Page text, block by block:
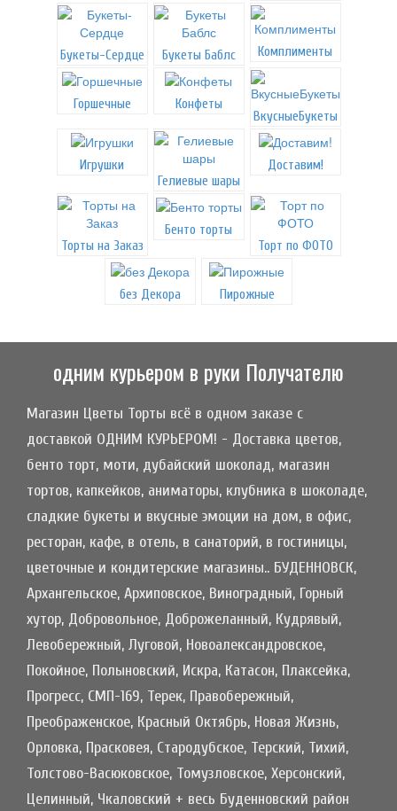
Букеты-Сердце Букеты Баблс Комплименты
Горшечные
Конфеты
ВкусныеБукеты
Игрушки
Гелиевые шары
Доставим!
Торты на Заказ
Бенто торты
Торт по ФОТО
без Декора Пирожные
одним курьером в руки Получателю
Магазин Цветы Торты всё в одном заказе с
доставкой ОДНИМ КУРЬЕРОМ! - Доставка цветов,
бенто торт, моти, дубайский шоколад, магазин
тортов, капкейков, аниматоры, клубника в шоколаде,
сладкие букеты и вкусные эмоции на дом, в офис,
ресторан, кафе, в отель, в санаторий, в гостиницы,
цветочные и кондитерские магазины.. БУДЕННОВСК,
Архангельское, Архиповское, Виноградный, Горный
хутор, Добровольное, Доброжеланный, Кудрявый,
Левобережный, Луговой, Новоалександровское,
Покойное, Полыновский, Искра, Катасон, Плаксейка,
Прогресс, СМП-169, Терек, Правобережный,
Преображенское, Красный Октябрь, Новая Жизнь,
Орловка, Прасковея, Стародубское, Терский, Тихий,
Толстово-Васюковское, Томузловское, Херсонский,
Целинный, Чкаловский + весь Буденновский район